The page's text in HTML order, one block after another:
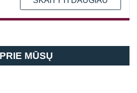
MŪSŲ